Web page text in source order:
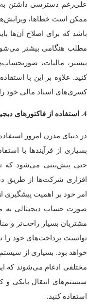
علی‌رغم دسترسی داشتن
ممکن است خطاها،
باشد که برای اصلاح آن‌ها
مطلب هنگامی بیشتر
بیشتر، مالیات،
کنید. علاوه بر این با
کسری‌های اسناد مالی خود
4. استفاده از فاکتورهای دیجیتالی با استفاده از نرم افزار حسابداری
در دنیای مدرن امروز
بسیاری از فرآیندها با
افزاری شرکت‌ها از طریق
امر خود بر اهمیت پیشگیری
صورت حساب دیجیتالی به
مشتریان‌ بسیار راحت‌تر و
توانست پرداخت‌های خود را
خواهد بود. بسیاری از
مختلفی ادغام می‌شوند که
سیستم‌های انتقال بانکی و
استفاده کنید.